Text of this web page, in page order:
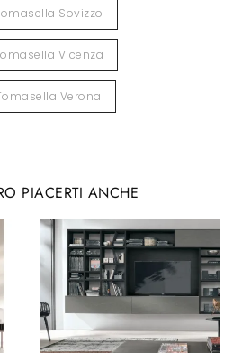
Sovizzo
Vicenza
Verona
PIACERTI ANCHE